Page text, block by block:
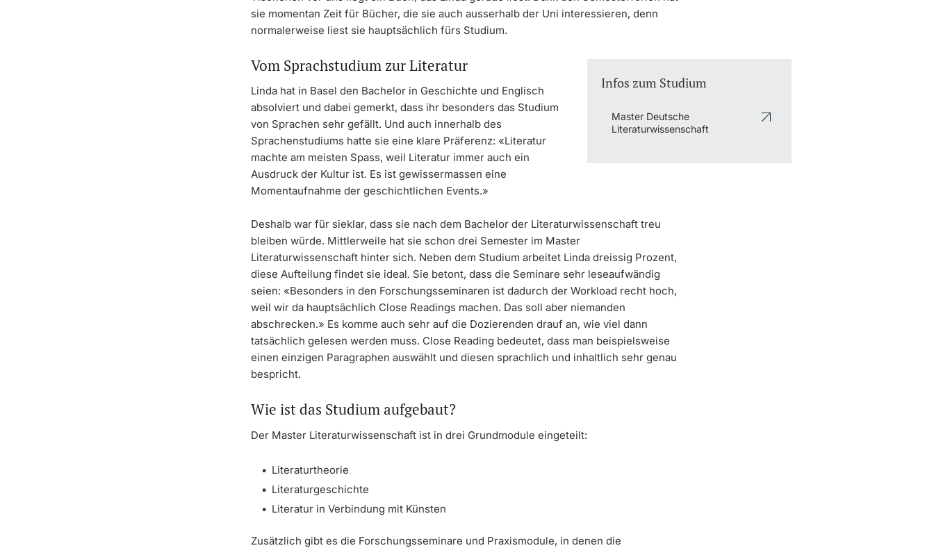
sie momentan Zeit für Bücher, die sie auch ausserhalb der Uni interessieren, denn
normalerweise liest sie hauptsächlich fürs Studium.
Infos zum Studium
Master Deutsche
Literaturwissenschaft
Vom Sprachstudium zur Literatur
Linda hat in Basel den Bachelor in Geschichte und Englisch
absolviert und dabei gemerkt, dass ihr besonders das Studium
von Sprachen sehr gefällt. Und auch innerhalb des
Sprachenstudiums hatte sie eine klare Präferenz: «Literatur
machte am meisten Spass, weil Literatur immer auch ein
Ausdruck der Kultur ist. Es ist gewissermassen eine
Momentaufnahme der geschichtlichen Events.»
Deshalb war für sieklar, dass sie nach dem Bachelor der Literaturwissenschaft treu
bleiben würde. Mittlerweile hat sie schon drei Semester im Master
Literaturwissenschaft hinter sich. Neben dem Studium arbeitet Linda dreissig Prozent,
diese Aufteilung findet sie ideal. Sie betont, dass die Seminare sehr leseaufwändig
seien: «Besonders in den Forschungsseminaren ist dadurch der Workload recht hoch,
weil wir da hauptsächlich Close Readings machen. Das soll aber niemanden
abschrecken.» Es komme auch sehr auf die Dozierenden drauf an, wie viel dann
tatsächlich gelesen werden muss. Close Reading bedeutet, dass man beispielsweise
einen einzigen Paragraphen auswählt und diesen sprachlich und inhaltlich sehr genau
bespricht.
Wie ist das Studium aufgebaut?
Der Master Literaturwissenschaft ist in drei Grundmodule eingeteilt:
Literaturtheorie
Literaturgeschichte
Literatur in Verbindung mit Künsten
Zusätzlich gibt es die Forschungsseminare und Praxismodule, in denen die